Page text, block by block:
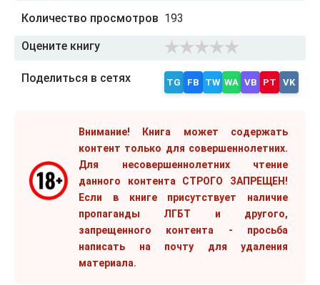
Количество просмотров 193
Оцените книгу
Поделиться в сетях TG FB TW WA VB PT VK
Внимание! Книга может содержать
контент только для совершеннолетних.
Для несовершеннолетних чтение
данного контента СТРОГО ЗАПРЕЩЕН!
Если в книге присутствует наличие
пропаганды ЛГБТ и другого,
запрещенного контента - просьба
написать на почту для удаления
материала.